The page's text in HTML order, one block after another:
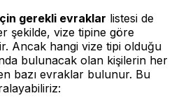
gerekli evraklar listesi de
şekilde, vize tipine göre
Ancak hangi vize tipi olduğu
bulunacak olan kişilerin her
bazı evraklar bulunur. Bu